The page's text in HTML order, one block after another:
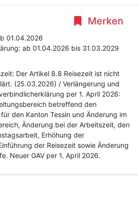
Merken
01.04.2026
ab 01.04.2026 bis 31.03.2029
Der Artikel 8.8 Reisezeit ist nicht
(25.03.2026) / Verlängerung und
per 1. April 2026:
betreffend den
den Kanton Tessin und Änderung im
Änderung bei der Arbeitszeit, den
Erhöhung der
der Reisezeit sowie Änderung
Neuer GAV per 1. April 2026.